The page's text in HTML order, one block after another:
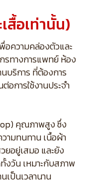
สื้อเท่านั้น)
ความคล่องตัวและ
รทางการแพทย์ ห้อง
บริการ ที่ต้องการ
อการใช้งานประจำ
คุณภาพสูง ซึ่ง
ามทนทาน เนื้อผ้า
ยอยู่เสมอ และยัง
งวัน เหมาะกับสภาพ
เป็นเวลานาน